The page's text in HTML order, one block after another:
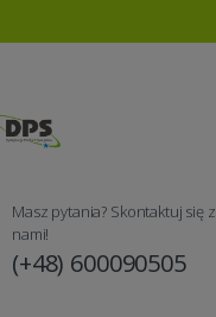
Masz pytania? Skontaktuj się z
nami!
(+48) 600090505